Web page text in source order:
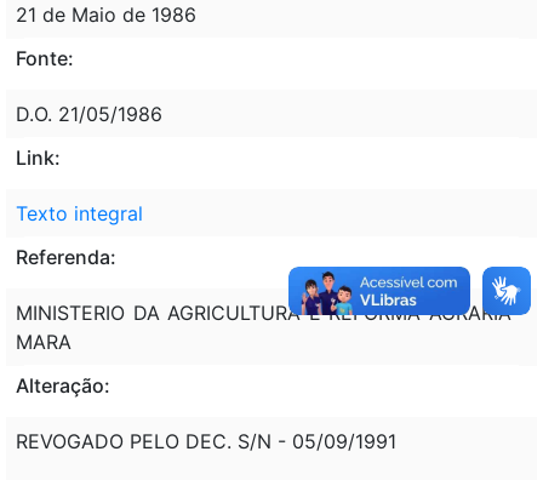
21 de Maio de 1986
Fonte:
D.O. 21/05/1986
Link:
Texto integral
Referenda:
MINISTERIO DA AGRICULTURA E REFORMA AGRARIA -
MARA
Alteração:
REVOGADO PELO DEC. S/N - 05/09/1991